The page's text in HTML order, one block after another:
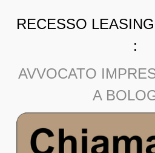
RECESSO
:
AVVOCATO
A